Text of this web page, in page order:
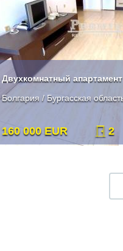
Болгария / Бургасская
160 000 EUR 2